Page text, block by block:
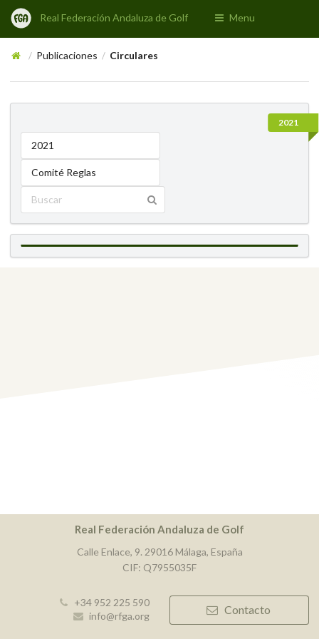
Real Federación Andaluza de Golf Menu
/ Publicaciones / Circulares
2021
2021
Comité Reglas
Real Federación Andaluza de Golf
Calle Enlace, 9. 29016 Málaga, España
CIF: Q7955035F
+34 952 225 590
info@rfga.org
Contacto